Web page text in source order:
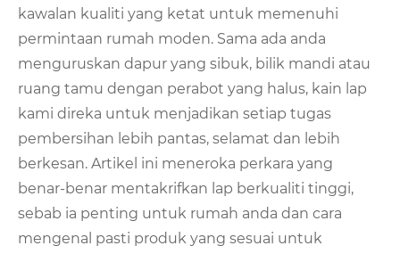
kawalan kualiti yang ketat untuk memenuhi
permintaan rumah moden. Sama ada anda
menguruskan dapur yang sibuk, bilik mandi atau
ruang tamu dengan perabot yang halus, kain lap
kami direka untuk menjadikan setiap tugas
pembersihan lebih pantas, selamat dan lebih
berkesan. Artikel ini meneroka perkara yang
benar-benar mentakrifkan lap berkualiti tinggi,
sebab ia penting untuk rumah anda dan cara
mengenal pasti produk yang sesuai untuk